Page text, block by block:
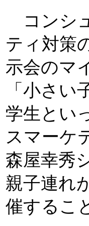
コンシ
ティ対策
示会のマ
「小さ
学生とい
スマーケ
森屋幸秀
親子連れ
催するこ